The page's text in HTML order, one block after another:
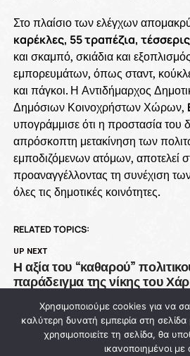
Στο πλαίσιο των ελέγχων
καρέκλες, 55 τραπέζια,
και σκαμπό, σκιάδια και
εμπορευμάτων, όπως σταντ,
και πάγκοι. Η Αντιδήμαρχος
Δημόσιων Κοινοχρήστων Χώρων,
υπογράμμισε ότι η προστασία του
απρόσκοπτη μετακίνηση των
εμποδιζόμενων ατόμων, αποτελεί
προαναγγέλλοντας τη συνέχιση
όλες τις δημοτικές κοινότητες.
RELATED TOPICS:
UP NEXT
Η αξία του “καθαρού”
παράδειγμα της νίκης του
DON'T MISS
93 εκατ. ευρώ χάθηκαν από
Προστασία ενώ η χώρα μετρά
Χρησιμοποιούμε cookies για να
καλύτερη δυνατή εμπειρία στη
χρησιμοποιείτε τη σελίδα, θα
ικανοποιημένοι με